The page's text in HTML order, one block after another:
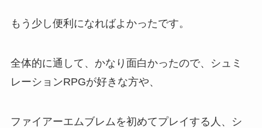
もう少し便利になればよかったです。
全体的に通して、かなり面白かったので、シュミ
レーションRPGが好きな方や、
ファイアーエムブレムを初めてプレイする人、シ